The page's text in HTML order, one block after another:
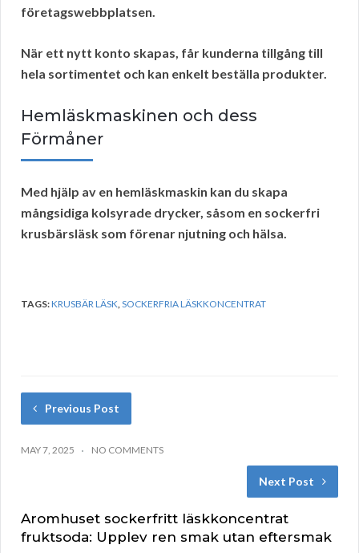
företagswebbplatsen.
När ett nytt konto skapas, får kunderna tillgång till
hela sortimentet och kan enkelt beställa produkter.
Hemläskmaskinen och dess
Förmåner
Med hjälp av en hemläskmaskin kan du skapa
mångsidiga kolsyrade drycker, såsom en sockerfri
krusbärsläsk som förenar njutning och hälsa.
TAGS:KRUSBÄR LÄSK,SOCKERFRIA LÄSKKONCENTRAT
Previous Post
MAY 7, 2025 NO COMMENTS
Next Post
Aromhuset sockerfritt läskkoncentrat
fruktsoda: Upplev ren smak utan eftersmak